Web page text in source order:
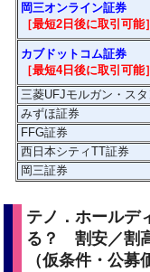
岡三オンライン証券
［最短2日後に取引可能］
カブドットコム証券
［最短4日後に取引可能］
三菱UFJモルガン・ス
みずほ証券
FFG証券
西日本シティTT証券
岡三証券
テノ．ホールデ
る？ 割安／割
（仮条件・公